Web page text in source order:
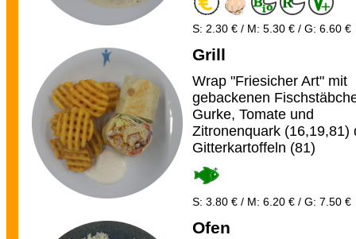
S: 2.30 € / M: 5.30 € / G: 6.60 €
Grill
Wrap "Friesicher Art" mit
gebackenen
Gurke, Tomate und
Zitronenquark (16,19,81)
Gitterkartoffeln (81)
S: 3.80 € / M: 6.20 € / G: 7.50 €
Ofen